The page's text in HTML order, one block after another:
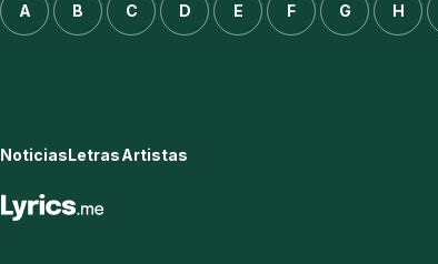
A B C D E F G H
NoticiasLetrasArtistas